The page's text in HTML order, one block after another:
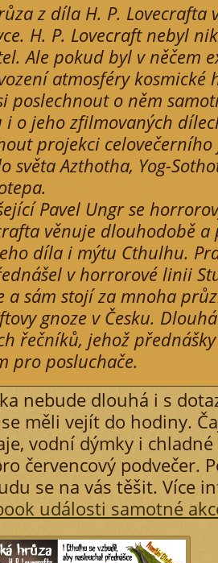
z díla H. P. Lovecrafta
H. P. Lovecraft nebyl
Ale pokud byl v něčem
atmosféry kosmické
poslechnout o něm
i o jeho zfilmovaných
projekci
světa Azthotha, Yog-
Pavel Ungr se
věnuje dlouhodobě
díla i mýtu Cthulhu.
v horrorové linii
a sám stojí za mnoha
gnoze v Česku.
řečníků, jehož
pro posluchače.
nebude dlouhá i s
měli vejít do hodiny.
vodní dýmky i
červencový podvečer.
se na vás těšit. Více
události samotné